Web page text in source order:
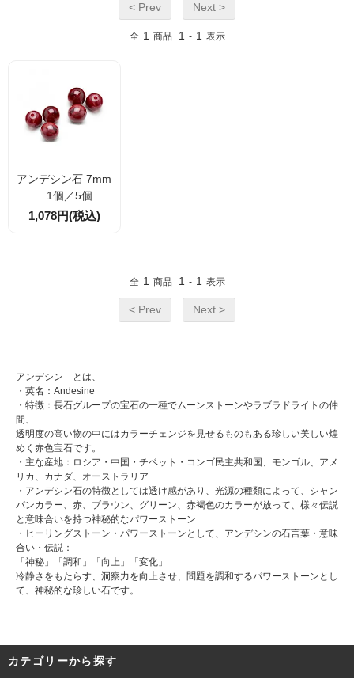
< Prev Next >
全 1 商品 1 - 1 表示
アンデシン石 7mm
1個／5個
1,078円(税込)
全 1 商品 1 - 1 表示
< Prev Next >
アンデシン とは、
・英名：Andesine
・特徴：長石グループの宝石の一種でムーンストーンやラブラドライトの仲
間、
透明度の高い物の中にはカラーチェンジを見せるものもある珍しい美しい煌
めく赤色宝石です。
・主な産地：ロシア・中国・チベット・コンゴ民主共和国、モンゴル、アメ
リカ、カナダ、オーストラリア
・アンデシン石の特徴としては透け感があり、光源の種類によって、シャン
パンカラー、赤、ブラウン、グリーン、赤褐色のカラーが放って、様々伝説
と意味合いを持つ神秘的なパワーストーン
・ヒーリングストーン・パワーストーンとして、アンデシンの石言葉・意味
合い・伝説：
「神秘」「調和」「向上」「変化」
冷静さをもたらす、洞察力を向上させ、問題を調和するパワーストーンとし
て、神秘的な珍しい石です。
カテゴリーから探す